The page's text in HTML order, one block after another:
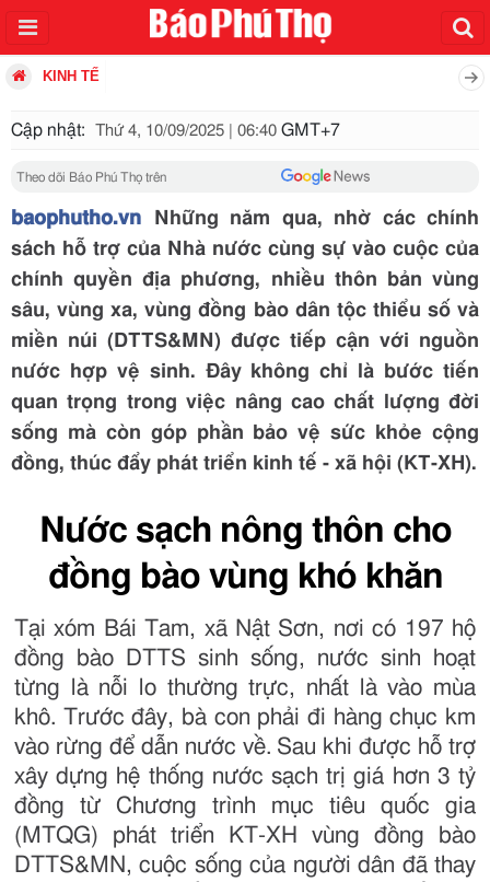
KINH TẾ
Cập nhật: Thứ 4, 10/09/2025 | 06:40 GMT+7
Theo dõi Báo Phú Thọ trên
baophutho.vn Những năm qua, nhờ các chính
sách hỗ trợ của Nhà nước cùng sự vào cuộc của
chính quyền địa phương, nhiều thôn bản vùng
sâu, vùng xa, vùng đồng bào dân tộc thiểu số và
miền núi (DTTS&MN) được tiếp cận với nguồn
nước hợp vệ sinh. Đây không chỉ là bước tiến
quan trọng trong việc nâng cao chất lượng đời
sống mà còn góp phần bảo vệ sức khỏe cộng
đồng, thúc đẩy phát triển kinh tế - xã hội (KT-XH).
Nước sạch nông thôn cho
đồng bào vùng khó khăn
Tại xóm Bái Tam, xã Nật Sơn, nơi có 197 hộ
đồng bào DTTS sinh sống, nước sinh hoạt
từng là nỗi lo thường trực, nhất là vào mùa
khô. Trước đây, bà con phải đi hàng chục km
vào rừng để dẫn nước về. Sau khi được hỗ trợ
xây dựng hệ thống nước sạch trị giá hơn 3 tỷ
đồng từ Chương trình mục tiêu quốc gia
(MTQG) phát triển KT-XH vùng đồng bào
DTTS&MN, cuộc sống của người dân đã thay